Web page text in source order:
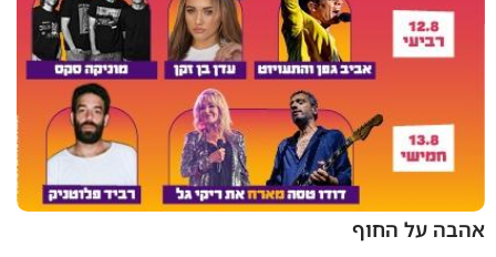
אהבה על החוף